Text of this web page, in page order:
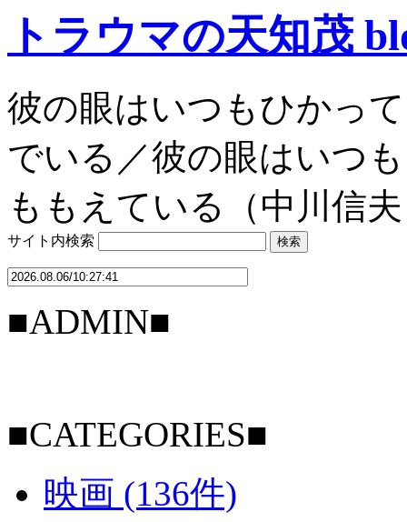
トラウマの天知茂
彼の眼はいつもひかっ
でいる／彼の眼はいつ
ももえている（中川信
サイト内検索
■ADMIN■
■CATEGORIES■
映画 (136件)